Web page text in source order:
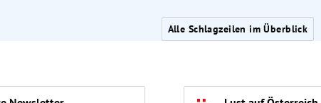
Alle Schlagzeilen im Überblick